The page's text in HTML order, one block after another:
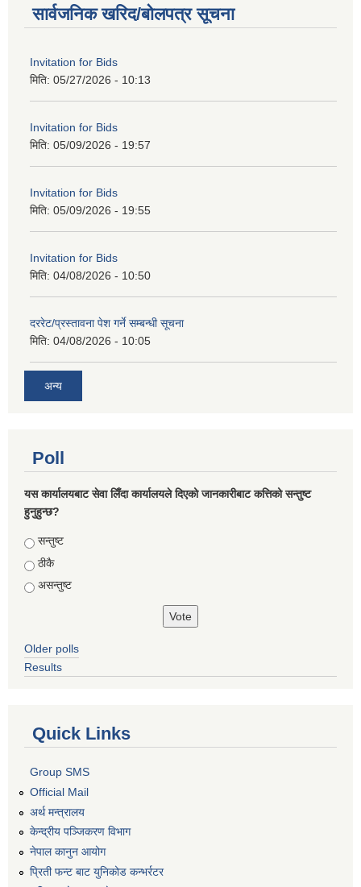
सार्वजनिक खरिद/बोलपत्र सूचना
Invitation for Bids
मिति: 05/27/2026 - 10:13
Invitation for Bids
मिति: 05/09/2026 - 19:57
Invitation for Bids
मिति: 05/09/2026 - 19:55
Invitation for Bids
मिति: 04/08/2026 - 10:50
दररेट/प्रस्तावना पेश गर्ने सम्बन्धी सूचना
मिति: 04/08/2026 - 10:05
अन्य
Poll
यस कार्यालयबाट सेवा लिँदा कार्यालयले दिएको जानकारीबाट कत्तिको सन्तुष्ट
हुनुहुन्छ?
Choices
सन्तुष्ट
ठीकै
असन्तुष्ट
Older polls
Results
Quick Links
Group SMS
Official Mail
अर्थ मन्त्रालय
केन्द्रीय पञ्जिकरण विभाग
नेपाल कानुन आयोग
प्रिती फन्ट बाट युनिकोड कन्भर्रटर